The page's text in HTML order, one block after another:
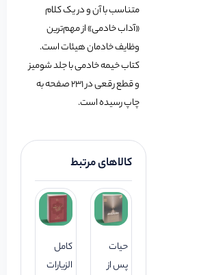
متناسب با آن و در یک کلام
«آداب خادمی» از مهم‌ترین
وظایف خادمان هیئات است.
کتاب خیمه خادمی با جلد شومیز
و قطع رقعی در 231 صفحه به
چاپ رسیده است.
کالاهای مرتبط
حیات
پس از
کامل
الزیارات